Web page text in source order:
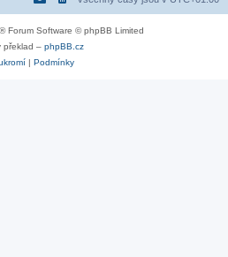
® Forum Software © phpBB Limited
překlad – phpBB.cz
| Podmínky